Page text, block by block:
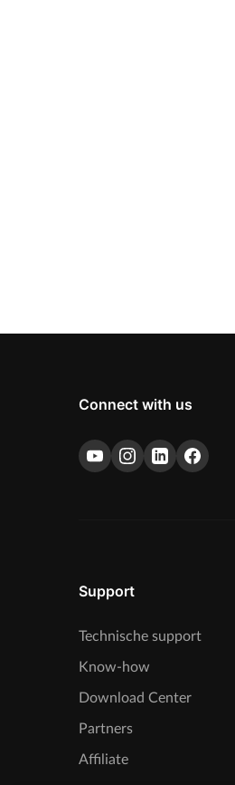
Connect with us
Support
Technische support
Know-how
Download Center
Partners
Affiliate